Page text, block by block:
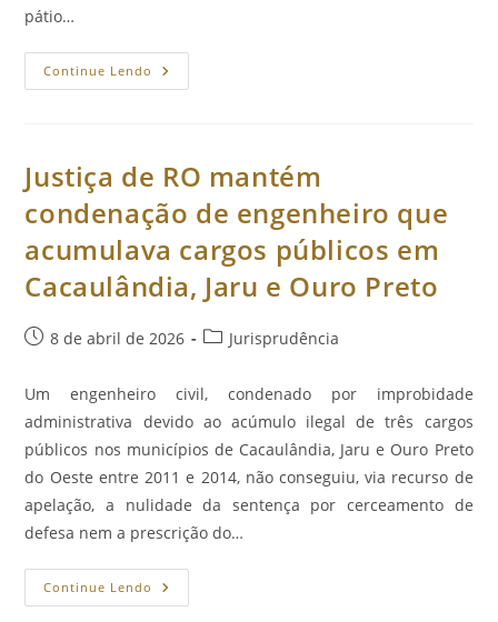
pátio…
Continue Lendo TJDFT
Mantém
Omissão
No
De
Aluna
Autista
Justiça de RO mantém
condenação de engenheiro que
acumulava cargos públicos em
Cacaulândia, Jaru e Ouro Preto
Post8 de abril de 2026
Categoria
post:
Jurisprudência
Um engenheiro civil, condenado por improbidade
administrativa devido ao acúmulo ilegal de três cargos
públicos nos municípios de Cacaulândia, Jaru e Ouro Preto
do Oeste entre 2011 e 2014, não conseguiu, via recurso de
apelação, a nulidade da sentença por cerceamento de
defesa nem a prescrição do…
Continue Lendo Justiça
De